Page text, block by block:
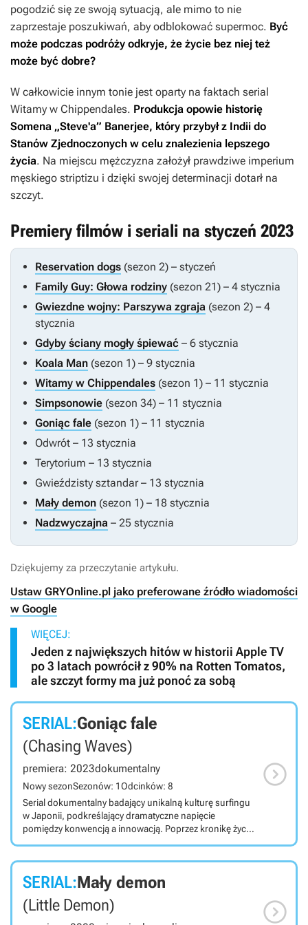
pogodzić się ze swoją sytuacją, ale mimo to nie
zaprzestaje poszukiwań, aby odblokować supermoc. Być
może podczas podróży odkryje, że życie bez niej też
może być dobre?
W całkowicie innym tonie jest oparty na faktach serial
Witamy w Chippendales. Produkcja opowie historię
Somena „Steve'a” Banerjee, który przybył z Indii do
Stanów Zjednoczonych w celu znalezienia lepszego
życia. Na miejscu mężczyzna założył prawdziwe imperium
męskiego striptizu i dzięki swojej determinacji dotarł na
szczyt.
Premiery filmów i seriali na styczeń 2023
Reservation dogs (sezon 2) – styczeń
Family Guy: Głowa rodziny (sezon 21) – 4 stycznia
Gwiezdne wojny: Parszywa zgraja (sezon 2) – 4
stycznia
Gdyby ściany mogły śpiewać – 6 stycznia
Koala Man (sezon 1) – 9 stycznia
Witamy w Chippendales (sezon 1) – 11 stycznia
Simpsonowie (sezon 34) – 11 stycznia
Goniąc fale (sezon 1) – 11 stycznia
Odwrót – 13 stycznia
Terytorium – 13 stycznia
Gwieździsty sztandar– 13 stycznia
Mały demon (sezon 1) – 18 stycznia
Nadzwyczajna – 25 stycznia
Dziękujemy za przeczytanie artykułu.
Ustaw GRYOnline.pl jako preferowane źródło wiadomości
w Google
WIĘCEJ:
Jeden z największych hitów w historii Apple TV
po 3 latach powrócił z 90% na Rotten Tomatos,
ale szczyt formy ma już ponoć za sobą
SERIAL:Goniąc fale
(Chasing Waves)
premiera: 2023dokumentalny
Nowy sezonSezonów: 1Odcinków: 8
Serial dokumentalny badający unikalną kulturę surfingu
w Japonii, podkreślający dramatyczne napięcie
pomiędzy konwencją a innowacją. Poprzez kronikę życia
zarówno trendsetterów, jak i tradycjonalistów, seria
do freestyle'owych surferów, nadziei olimpijskich i
biznesmenów próbujących odcisnąć swoje piętno.

SERIAL:Mały demon
(Little Demon)
